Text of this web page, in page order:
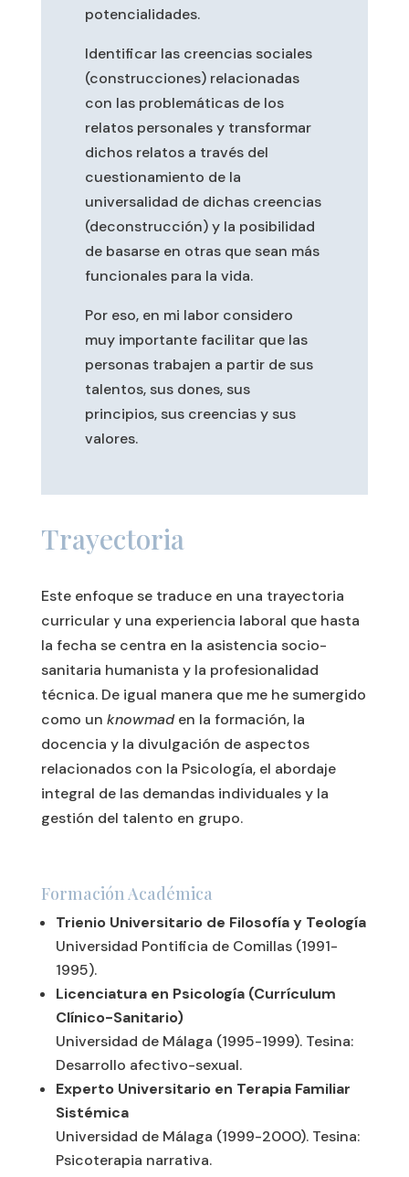
potencialidades.
Identificar las creencias sociales
(construcciones) relacionadas
con las problemáticas de los
relatos personales y transformar
dichos relatos a través del
cuestionamiento de la
universalidad de dichas creencias
(deconstrucción) y la posibilidad
de basarse en otras que sean más
funcionales para la vida.
Por eso, en mi labor considero
muy importante facilitar que las
personas trabajen a partir de sus
talentos, sus dones, sus
principios, sus creencias y sus
valores.
Trayectoria
Este enfoque se traduce en una trayectoria
curricular y una experiencia laboral que hasta
la fecha se centra en la asistencia socio-
sanitaria humanista y la profesionalidad
técnica. De igual manera que me he sumergido
como un knowmaden la formación, la
docencia y la divulgación de aspectos
relacionados con la Psicología, el abordaje
integral de las demandas individuales y la
gestión del talento en grupo.
Formación Académica
Trienio Universitario de Filosofía y Teología
Universidad Pontificia de Comillas (1991-
1995).
Licenciatura en Psicología (Currículum
Clínico-Sanitario)
Universidad de Málaga (1995-1999). Tesina:
Desarrollo afectivo-sexual.
Experto Universitario en Terapia Familiar
Sistémica
Universidad de Málaga (1999-2000). Tesina:
Psicoterapia narrativa.